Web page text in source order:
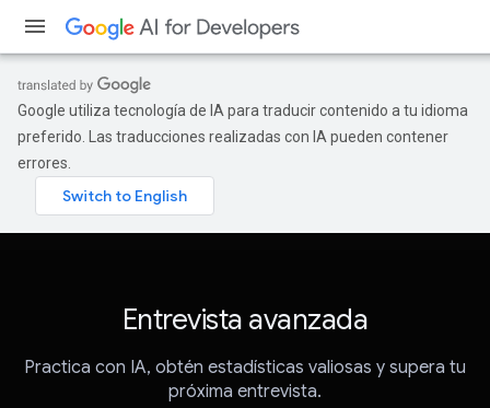
Google utiliza tecnología de IA para traducir contenido a tu idioma
preferido. Las traducciones realizadas con IA pueden contener
errores.
Entrevista avanzada
Practica con IA, obtén estadísticas valiosas y supera tu
próxima entrevista.